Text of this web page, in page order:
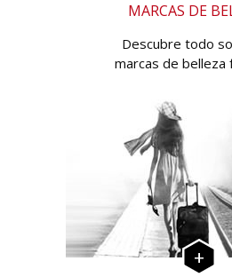
MARCAS DE
Descubre todo
marcas de belleza